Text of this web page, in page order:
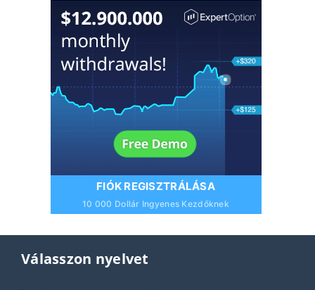
FIÓK REGISZTRÁLÁSA
10 000 Dollár Ingyenes Kezdőknek
Válasszon nyelvet